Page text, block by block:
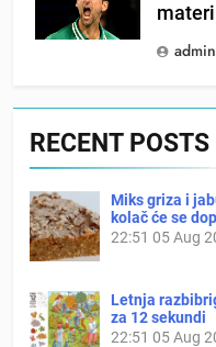
admin
RECENT POSTS
Miks griza i
kolač će se
22:51 05 Aug
Letnja
za 12 sekundi
22:51 05 Aug